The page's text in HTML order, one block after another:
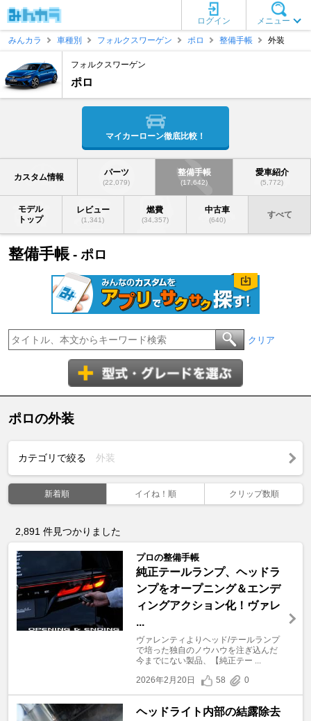
メニュー
ログイン
みんカラ
車種別 フォルクスワーゲン ポロ 整備手帳 外装
フォルクスワーゲン
ポロ
マイカーローン徹底比較！
カスタム情報 パーツ
(22,079)
整備手帳
(17,642)
愛車紹介
(5,772)
モデル
トップ
レビュー
(1,341)
燃費
(34,357)
中古車
(640)
すべて
整備手帳 - ポロ
クリア
ポロの外装
カテゴリで絞る 外装
新着順 イイね！順 クリップ数順
2,891 件見つかりました
プロの整備手帳
純正テールランプ、ヘッドラ
ンプをオープニング＆エンデ
ィングアクション化！ヴァレ
...
ヴァレンティよりヘッド/テールランプ
で培った独自のノウハウを注ぎ込んだ
今までにない製品、【純正テー ...
2026年2月20日
58 0
ヘッドライト内部の結露除去